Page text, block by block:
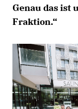
Genau das ist
Fraktion.“